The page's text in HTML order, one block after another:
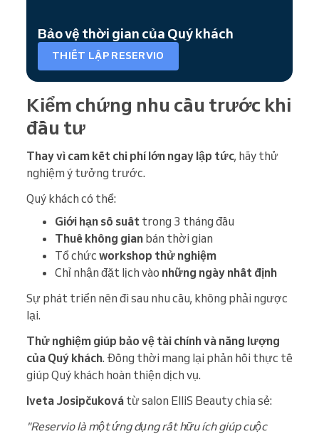
Bảo vệ thời gian của Quý khách
THIẾT LẬP RESERVIO
Kiểm chứng nhu cầu trước khi
đầu tư
Thay vì cam kết chi phí lớn ngay lập tức, hãy thử
nghiệm ý tưởng trước.
Quý khách có thể:
Giới hạn số suất trong 3 tháng đầu
Thuê không gian bán thời gian
Tổ chức workshop thử nghiệm
Chỉ nhận đặt lịch vào những ngày nhất định
Sự phát triển nên đi sau nhu cầu, không phải ngược
lại.
Thử nghiệm giúp bảo vệ tài chính và năng lượng
của Quý khách. Đồng thời mang lại phản hồi thực tế
giúp Quý khách hoàn thiện dịch vụ.
Iveta Josipčuková từ salon ElliS Beauty chia sẻ:
"Reservio là một ứng dụng rất hữu ích giúp cuộc